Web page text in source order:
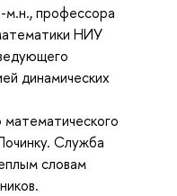
профессора
НИУ
динамических
Служба
словам